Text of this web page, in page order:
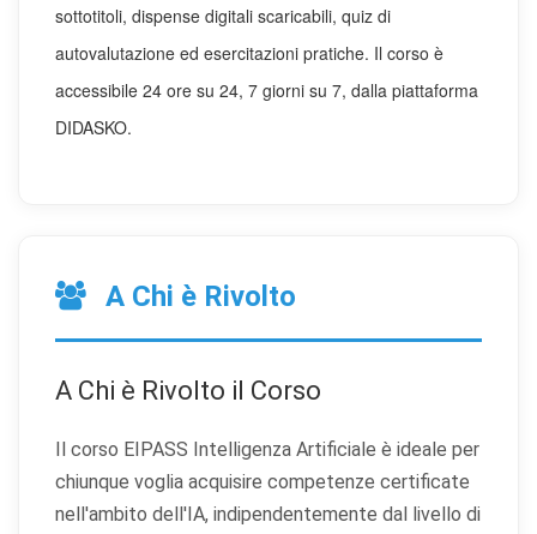
sottotitoli, dispense digitali scaricabili, quiz di
autovalutazione ed esercitazioni pratiche. Il corso è
accessibile 24 ore su 24, 7 giorni su 7, dalla piattaforma
DIDASKO.
A Chi è Rivolto
A Chi è Rivolto il Corso
Il corso EIPASS Intelligenza Artificiale è ideale per
chiunque voglia acquisire competenze certificate
nell'ambito dell'IA, indipendentemente dal livello di